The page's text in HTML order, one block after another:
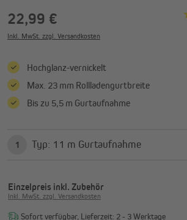
22,99 €
Inkl. MwSt. zzgl. Versandkosten
Hochglanz-vernickelt
Max. 23 mm Rollladengurtbreite
Bis zu 5,5 m Gurtaufnahme
1 Typ: 11 m Gurtaufnahme
Einzelpreis inkl. Zubehör
Inkl. MwSt. zzgl. Versandkosten
Sofort verfügbar, Lieferzeit: 2 - 3 Werktage